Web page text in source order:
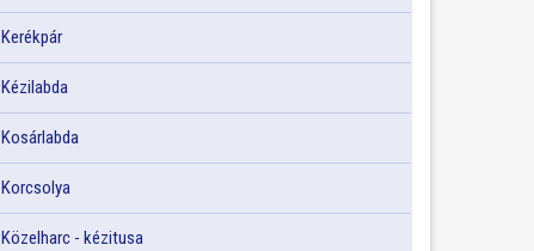
Kerékpár
Kézilabda
Kosárlabda
Korcsolya
Közelharc - kézitusa